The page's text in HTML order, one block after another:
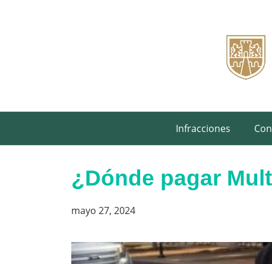
Infracciones
¿Dónde pagar
mayo 27, 2024